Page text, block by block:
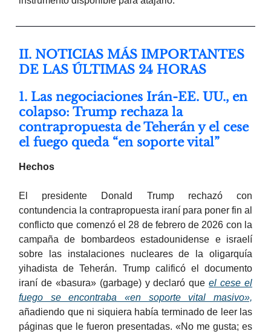
II. NOTICIAS MÁS IMPORTANTES
DE LAS ÚLTIMAS 24 HORAS
1. Las negociaciones Irán-EE. UU., en
colapso: Trump rechaza la
contrapropuesta de Teherán y el cese
el fuego queda “en soporte vital”
Hechos
El presidente Donald Trump rechazó con
contundencia la contrapropuesta iraní para poner fin al
conflicto que comenzó el 28 de febrero de 2026 con la
campaña de bombardeos estadounidense e israelí
sobre las instalaciones nucleares de la oligarquía
yihadista de Teherán. Trump calificó el documento
iraní de «basura» (garbage) y declaró queel cese el
fuego se encontraba «en soporte vital masivo»,
añadiendo que ni siquiera había terminado de leer las
páginas que le fueron presentadas. «No me gusta; es